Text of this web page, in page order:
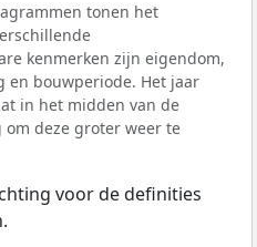
tonen het
kenmerken zijn eigendom,
en bouwperiode. Het jaar
in het midden van de
deze groter weer te
voor de definities